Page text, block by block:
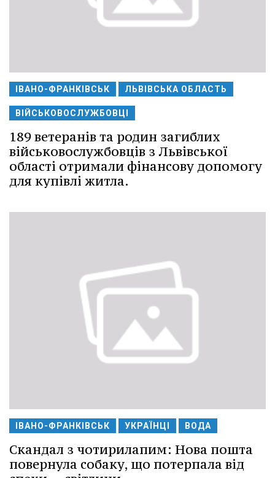
ІВАНО-ФРАНКІВСЬК ЛЬВІВСЬКА ОБЛАСТЬ
ВІЙСЬКОВОСЛУЖБОВЦІ
189 ветеранів та родин загиблих
військовослужбовців з Львівської
області отримали фінансову допомогу
для купівлі житла.
ІВАНО-ФРАНКІВСЬК УКРАЇНЦІ ВОДА
Скандал з чотирилапим: Нова пошта
повернула собаку, що потерпала від